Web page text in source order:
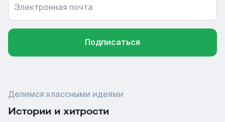
Электронная почта
Подписаться
Делимся классными идеями
Истории и хитрости